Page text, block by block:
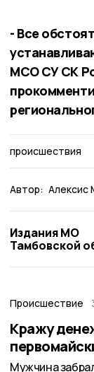
- Все
МСО СУ СК
происшествия
Автор: Алексис
Издания МО
Тамбовской
Происшествие
Кражу
Мужчина